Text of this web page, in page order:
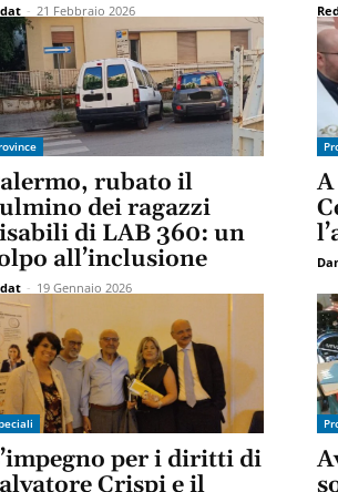
- 21 Febbraio 2026
rubato il
dei ragazzi
di LAB 360: un
all’inclusione
- 19 Gennaio 2026
per i diritti di
Crispi e il